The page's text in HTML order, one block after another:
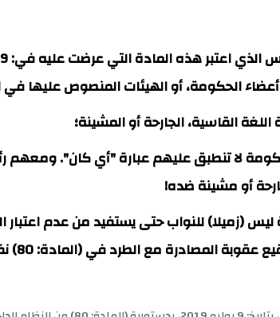
الحكومة، أو الهيئات المنصوص عليها في الدستور، من
القاسية، الجارحة أو المشينة؛
لا تنطبق عليهم عبارة "أي كان". ومعهم
أو مشينة ضده!
المصادرة مع الطرد في (المادة: 80) نفسها، غير دستورية.